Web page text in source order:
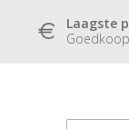
Laagste